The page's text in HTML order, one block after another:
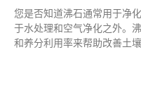
您是否知道沸石通常用于净
于水处理和空气净化之外。
和养分利用率来帮助改善土壤